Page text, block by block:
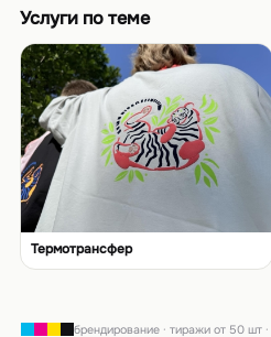
Услуги по теме
Термотрансфер
брендирование · тиражи от 50 шт